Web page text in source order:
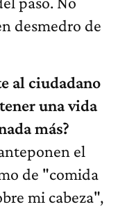
desmedro de
al ciudadano
una vida
más?
el
de "comida
mi cabeza",